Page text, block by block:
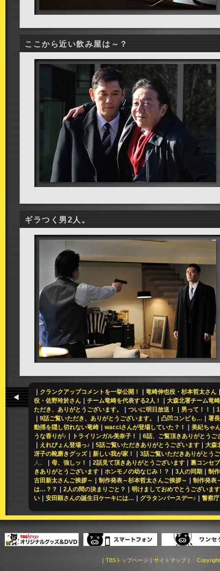
ここから近い飲み屋は～？
ギラつく男2人。
｜ クランクアップコメントを一挙公開！ ｜ 竜崎伸也役・杉本哲太さん
役・佐野玲於さん ｜ チーム竜崎を代表する2人！ ｜ 大森北署チーム竜崎
ただき、ありがとうございます。
｜ ついに明日放送！ ｜ 男って！！ ｜
｜ 9話ご覧いただき、ありがとうございます。 ｜ 凸凹コンビも… ｜ 署
動揺を隠し切れない竜崎 ｜ wacciさんが登場していた？！ ｜ 美紀ちゃ
うな香りが♪ ｜ トライリンガル美奈子！ ｜ 6話、ご覧頂きありがとうご
｜ えれぴょん登場っ♪ ｜ 5話ご覧いただきありがとうございます ｜ 大森
冴子の靴磨きグッズ｜ 新しい我が家！ ｜ 3話ご覧いただきありがとう
人。
｜ 母、強しッ！ ｜ 2話見て頂きありがとうございます ｜ 裏コンセ
きありがとうございます ｜ ホンモノの幼なじみ！？ ｜ 3人の同期 ｜ 制
古田新太さんご挨拶～ ｜ 制作発表～杉本哲太さんご挨拶～ ｜ 制作発表
は…？？ ｜ 2人の間の決まりごと？ ｜ 明けましておめでとうございま
い ｜ 安田顕さんの誕生日ケーキには… ｜ グラタンバースデー♪ ｜ 警察
｜ TBSトップページ ｜ サイトマップ｜ Copyright